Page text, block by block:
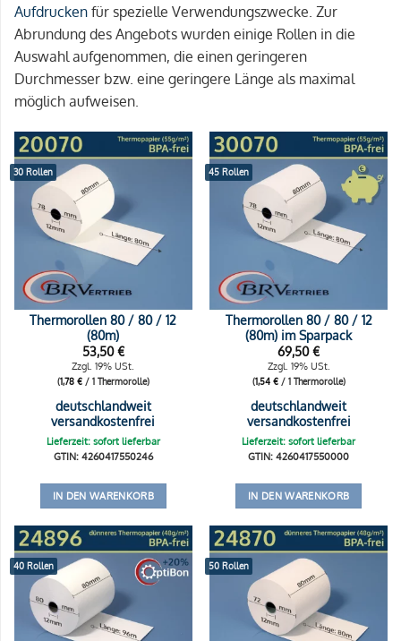
Aufdrucken für spezielle Verwendungszwecke. Zur
Abrundung des Angebots wurden einige Rollen in die
Auswahl aufgenommen, die einen geringeren
Durchmesser bzw. eine geringere Länge als maximal
möglich aufweisen.
30 Rollen
Thermorollen 80 / 80 / 12
(80m)
53,50€
Zzgl. 19% USt.
(1,78 €/ 1 Thermorolle)
deutschlandweit
versandkostenfrei
Lieferzeit: sofort lieferbar
GTIN: 4260417550246
IN DEN WARENKORB
45 Rollen
Thermorollen 80 / 80 / 12
(80m) im Sparpack
69,50€
Zzgl. 19% USt.
(1,54 €/ 1 Thermorolle)
deutschlandweit
versandkostenfrei
Lieferzeit: sofort lieferbar
GTIN: 4260417550000
IN DEN WARENKORB
40 Rollen 50 Rollen